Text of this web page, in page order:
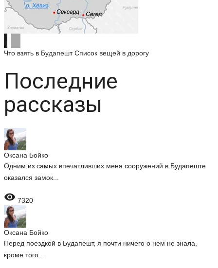
Что взять в Будапешт Список вещей в дорогу
Последние
рассказы
Оксана Бойко
Одним из самых впечатливших меня сооружений в Будапеште
оказался замок...
 7320
Оксана Бойко
Перед поездкой в Будапешт, я почти ничего о нем не знала,
кроме того...